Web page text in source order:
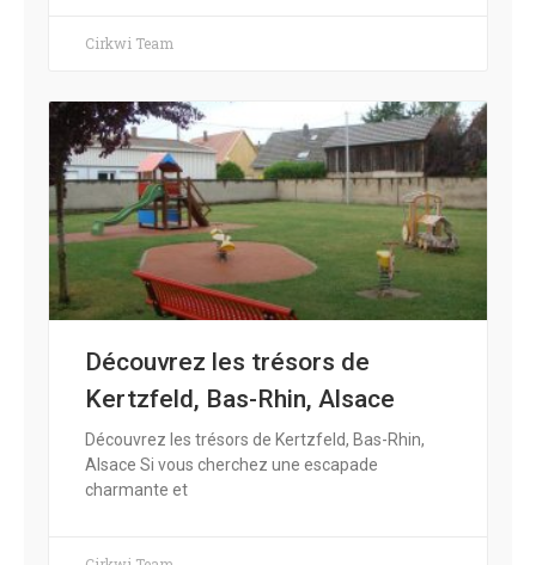
Cirkwi Team
Découvrez les trésors de
Kertzfeld, Bas-Rhin, Alsace
Découvrez les trésors de Kertzfeld, Bas-Rhin,
Alsace Si vous cherchez une escapade
charmante et